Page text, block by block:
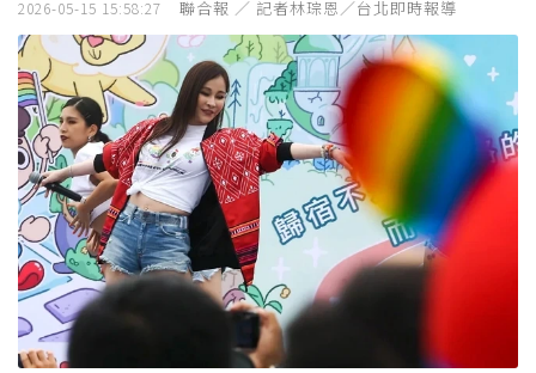
2026-05-15 15:58:27 聯合報 ／ 記者林琮恩／台北即時報導